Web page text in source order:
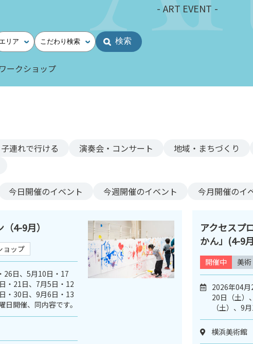
ART EVENT
エリア こだわり検索
ワークショップ
子連れで行ける 演奏会・コンサート 地域・まちづくり
今日開催のイベント 今週開催のイベント 今月開催のイ
4-9月）
ョップ
26日、5月10日・17
・21日、7月5日・12
・30日、9月6日・13
開催、同内容です。
アクセスプ
かん」(4-9
開催中 美術
2026年04
20日（土）
（土）、9
横浜美術館